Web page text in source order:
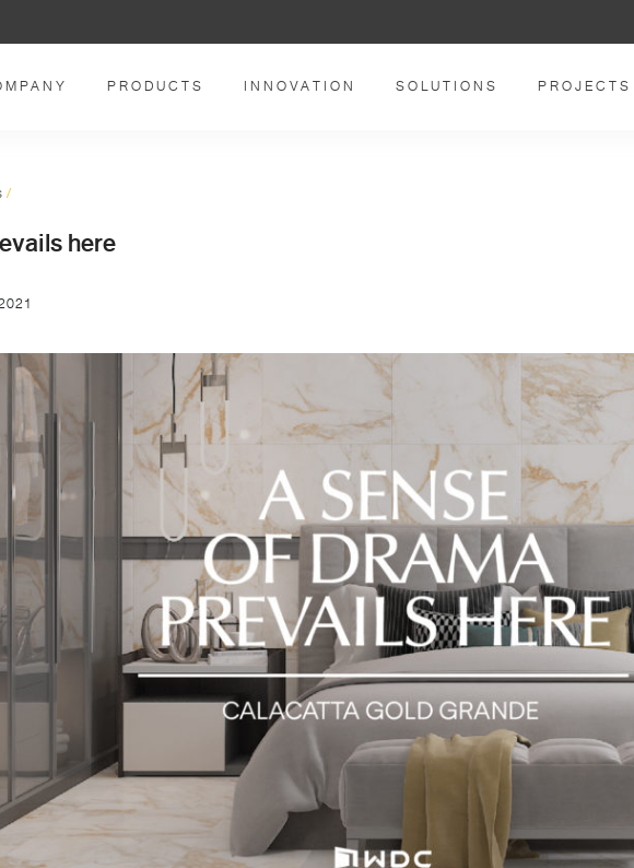
PRODUCTS INNOVATION SOLUTIONS PROJECTS
/
here